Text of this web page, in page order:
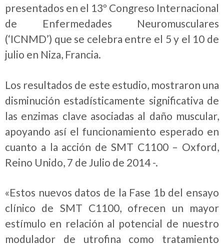
presentados en el 13º Congreso Internacional
de Enfermedades Neuromusculares
(‘ICNMD’) que se celebra entre el 5 y el 10 de
julio en Niza, Francia.
Los resultados de este estudio, mostraron una
disminución estadísticamente significativa de
las enzimas clave asociadas al daño muscular,
apoyando así el funcionamiento esperado en
cuanto a la acción de SMT C1100 – Oxford,
Reino Unido, 7 de Julio de 2014 -.
«Estos nuevos datos de la Fase 1b del ensayo
clínico de SMT C1100, ofrecen un mayor
estímulo en relación al potencial de nuestro
modulador de utrofina como tratamiento